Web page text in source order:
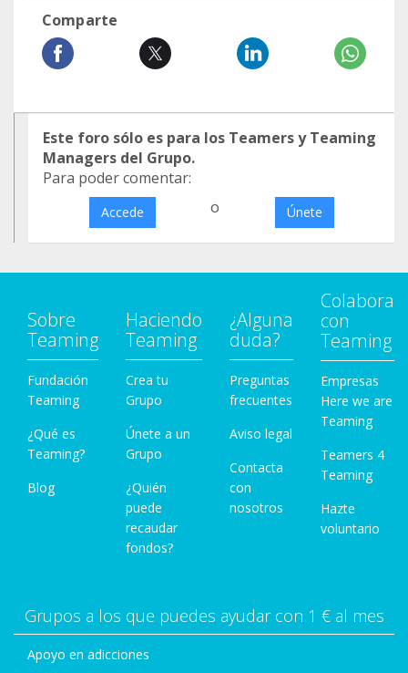
Comparte
Este foro sólo es para los Teamers y Teaming
Managers del Grupo.
Para poder comentar:
Accede o Únete
Sobre
Teaming
Fundación
Teaming
¿Qué es
Teaming?
Blog
Haciendo
Teaming
Crea tu
Grupo
Únete a un
Grupo
¿Quién
puede
recaudar
fondos?
¿Alguna
duda?
Preguntas
frecuentes
Aviso legal
Contacta
con
nosotros
Colabora
con
Teaming
Empresas
Here we are
Teaming
Teamers 4
Teaming
Hazte
voluntario
Grupos a los que puedes ayudar con 1 € al mes
Apoyo en adicciones